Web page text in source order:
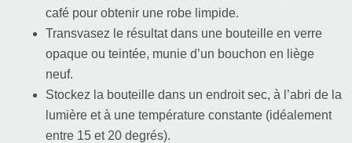
café pour obtenir une robe limpide.
Transvasez le résultat dans une bouteille en verre
opaque ou teintée, munie d’un bouchon en liège
neuf.
Stockez la bouteille dans un endroit sec, à l’abri de la
lumière et à une température constante (idéalement
entre 15 et 20 degrés).